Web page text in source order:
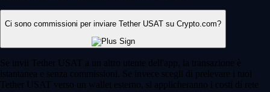
Ci sono commissioni per inviare Tether USAT su Crypto.com?
Se invii Tether USAT a un altro utente dell'app, la transazione è
istantanea e senza commissioni. Se invece scegli di prelevare i tuoi
Tether USAT verso un wallet esterno, si applicheranno i costi di rete